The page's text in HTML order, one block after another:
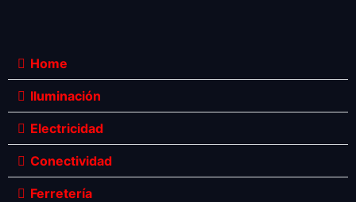
Home
Iluminación
Electricidad
Conectividad
Ferretería